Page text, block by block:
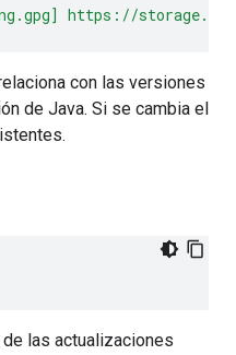
https://
con las versiones
de Java. Si se cambia el
las actualizaciones